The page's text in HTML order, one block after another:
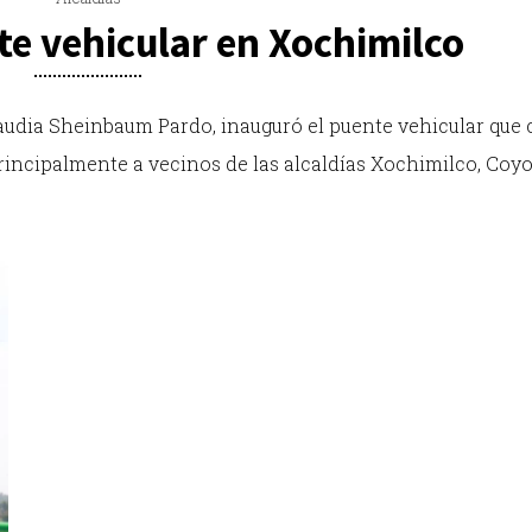
vehicular en Xochimilco
Sheinbaum Pardo, inauguró el puente vehicular que
a vecinos de las alcaldías Xochimilco,